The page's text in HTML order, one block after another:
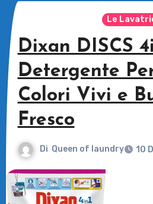
Le
Dixan DISCS
Detergente
Colori Vivi e
Fresco
Di Queen of laundry 10